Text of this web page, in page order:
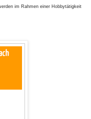
im Rahmen einer Hobbytätigkeit